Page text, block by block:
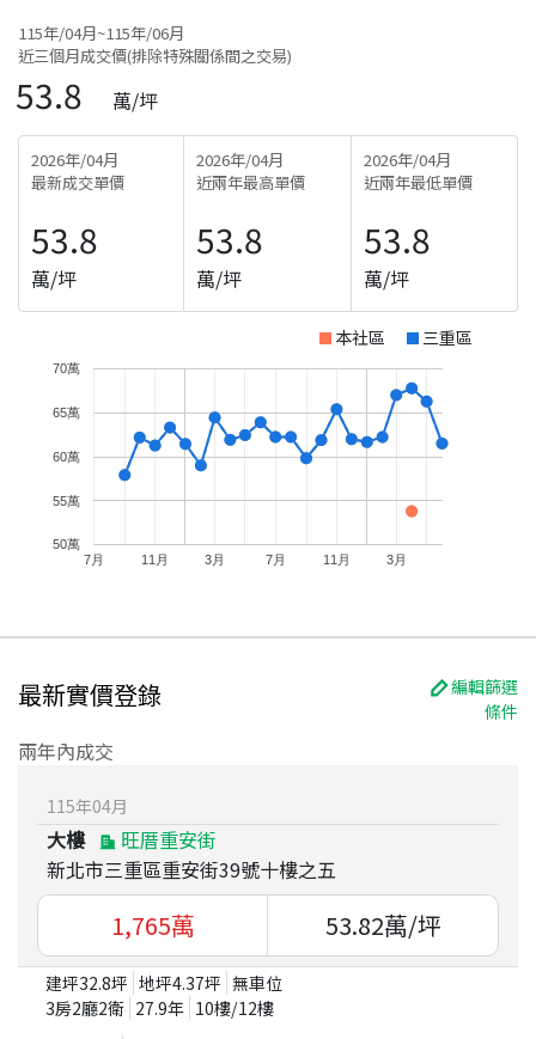
115年/04月~115年/06月
近三個月成交價(排除特殊關係間之交易)
53.8 萬/坪
2026年/04月
最新成交單價
53.8
萬/坪
2026年/04月
近兩年最高單價
53.8
萬/坪
2026年/04月
近兩年最低單價
53.8
萬/坪
本社區 三重區
7月 11月 3月 7月 11月 3月
50萬
55萬
60萬
65萬
70萬
最新實價登錄
編輯篩選
條件
兩年內成交
115年04月
大樓
旺厝重安街
新北市三重區重安街39號十樓之五
1,765萬 53.82萬/坪
建坪32.8坪 地坪4.37坪 無車位
3房2廳2衛 27.9年 10樓/12樓